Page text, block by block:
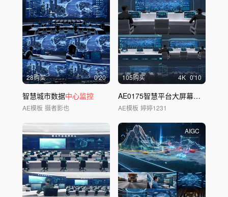
28购买 0'20
智慧城市数据中心监控
AE模板 摄者影也
105购买 4K 0'10
AE0175智慧平台大屏幕科技数据
AE模板 婷婷1231
AIGC